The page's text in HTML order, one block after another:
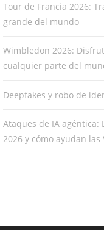
Tour de Francia 2026:
grande del mundo
Wimbledon 2026:
cualquier parte del
Deepfakes y robo de
Ataques de IA agéntica:
2026 y cómo ayudan las